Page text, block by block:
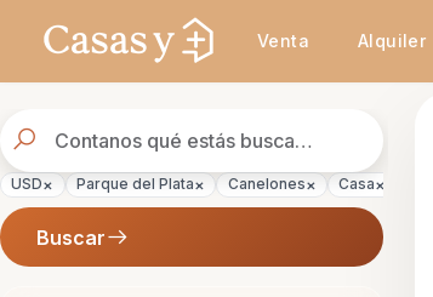
Venta Alquiler
de
propiedades
USD× Parque del Plata× Canelones× Casa×
Buscar